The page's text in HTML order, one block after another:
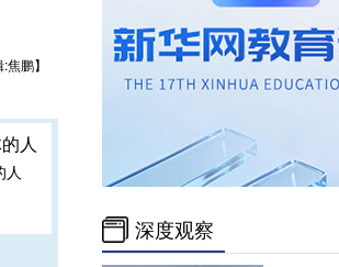
焦鹏】
人
深度观察